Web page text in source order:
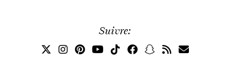
Suivre: